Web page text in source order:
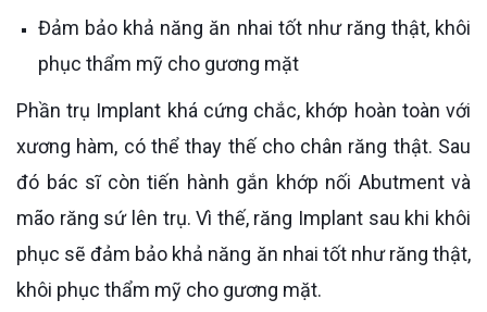
Đảm bảo khả năng ăn nhai tốt như răng thật, khôi
phục thẩm mỹ cho gương mặt
Phần trụ Implant khá cứng chắc, khớp hoàn toàn với
xương hàm, có thể thay thế cho chân răng thật. Sau
đó bác sĩ còn tiến hành gắn khớp nối Abutment và
mão răng sứ lên trụ. Vì thế, răng Implant sau khi khôi
phục sẽ đảm bảo khả năng ăn nhai tốt như răng thật,
khôi phục thẩm mỹ cho gương mặt.